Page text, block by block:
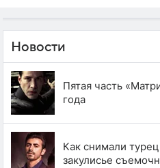
Новости
Пятая часть
года
Как снимали
закулисье